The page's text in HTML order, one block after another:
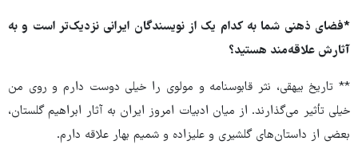
*فضای ذهنی شما به کدام یک از نویسندگان ایرانی نزدیک‌تر است و به
آثارش علاقه‌مند هستید؟
** تاریخ بیهقی، نثر قابوسنامه و مولوی را خیلی دوست دارم و روی من
خیلی تأثیر می‌گذارند. از میان ادبیات امروز ایران به آثار ابراهیم گلستان،
بعضی از داستان‌های گلشیری و علیزاده و شمیم بهار علاقه دارم.